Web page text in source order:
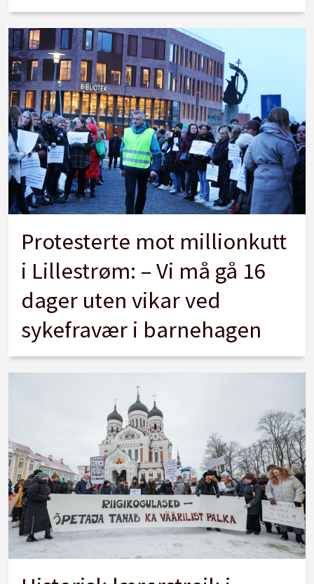
Protesterte mot millionkutt
i Lillestrøm: – Vi må gå 16
dager uten vikar ved
sykefravær i barnehagen